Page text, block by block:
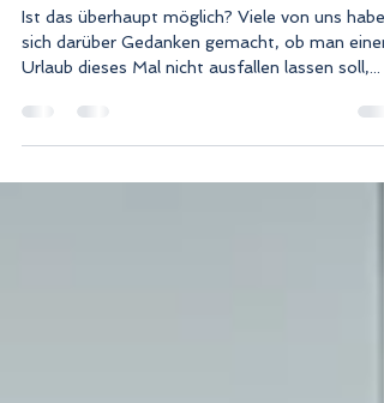
Pandemie
Ist das überhaupt möglich? Viele von uns haben
sich darüber Gedanken gemacht, ob man einen
Urlaub dieses Mal nicht ausfallen lassen soll,...